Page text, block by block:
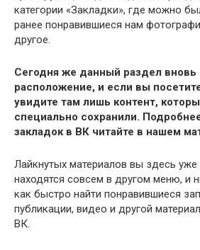
категории «Закладки», где можно
ранее понравившиеся нам
другое.
Сегодня же данный раздел вновь
расположение, и если вы
увидите там лишь контент,
специально сохранили.
закладок в ВК читайте в нашем
Лайкнутых материалов вы здесь уже
находятся совсем в другом меню, и
как быстро найти понравившиеся
публикации, видео и другой
ВК.